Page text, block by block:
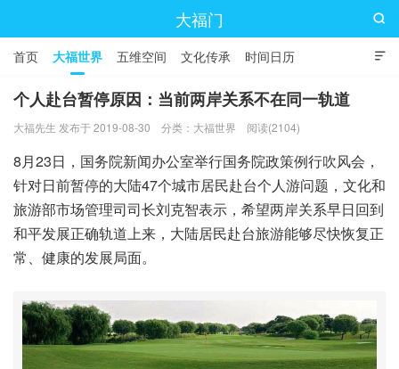
大福门

首页 大福世界 五维空间 文化传承 时间日历

个人赴台暂停原因：当前两岸关系不在同一轨道
大福先生 发布于 2019-08-30 分类： 大福世界 阅读(2104)
8月23日，国务院新闻办公室举行国务院政策例行吹风会，
针对日前暂停的大陆47个城市居民赴台个人游问题，文化和
旅游部市场管理司司长刘克智表示，希望两岸关系早日回到
和平发展正确轨道上来，大陆居民赴台旅游能够尽快恢复正
常、健康的发展局面。